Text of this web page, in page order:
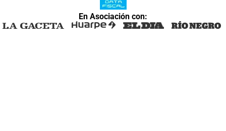
En Asociación con: